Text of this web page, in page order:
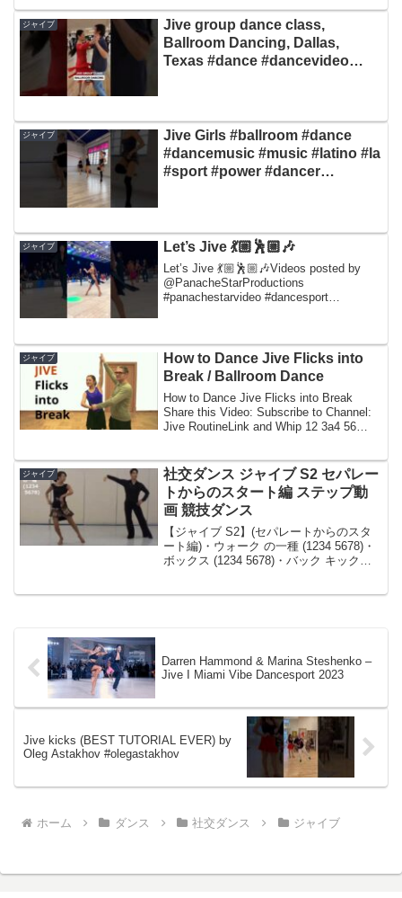
ジャイブ
Jive group dance class,
Ballroom Dancing, Dallas,
Texas #dance #dancevideo
ジャイブ
Jive Girls #ballroom #dance
#dancemusic #music #latino #la
#sport #power #dancer
ジャイブ Let’s Jive 💃🏼🕺🏼🎶
Let’s Jive 💃🏼🕺🏼🎶Videos posted by
@PanacheStarProductions
#panachestarvideo #dancesport
ジャイブ
How to Dance Jive Flicks into
Break / Ballroom Dance
How to Dance Jive Flicks into Break
Share this Video: Subscribe to Channel:
Jive RoutineLink and Whip 12 3a4 56
ジャイブ
社交ダンス ジャイブ S2 セパレー
トからのスタート編 ステップ動
画 競技ダンス
【ジャイブ S2】(セパレートからのスタ
ート編)・ウォーク の一種 (1234 5678)・
ボックス (1234 5678)・バック キック
Darren Hammond & Marina Steshenko –
Jive I Miami Vibe Dancesport 2023
Jive kicks (BEST TUTORIAL EVER) by
Oleg Astakhov #olegastakhov
ホーム ダンス 社交ダンス ジャイブ